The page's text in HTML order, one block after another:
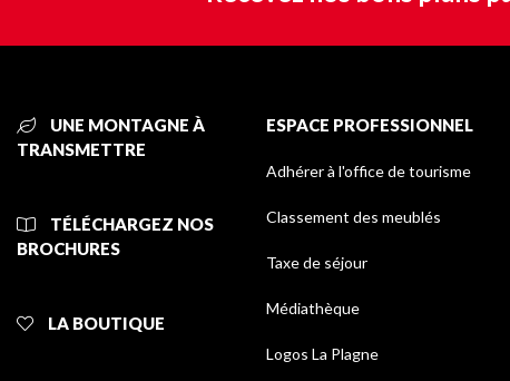
UNE MONTAGNE À
TRANSMETTRE
TÉLÉCHARGEZ NOS
BROCHURES
LA BOUTIQUE
ESPACE PROFESSIONNEL
Adhérer à l'office de tourisme
Classement des meublés
Taxe de séjour
Médiathèque
Logos La Plagne